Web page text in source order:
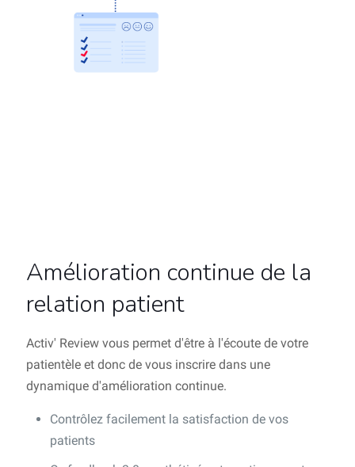
Amélioration continue de la
relation patient
Activ' Review vous permet d'être à l'écoute de votre
patientèle et donc de vous inscrire dans une
dynamique d'amélioration continue.
Contrôlez facilement la satisfaction de vos
patients